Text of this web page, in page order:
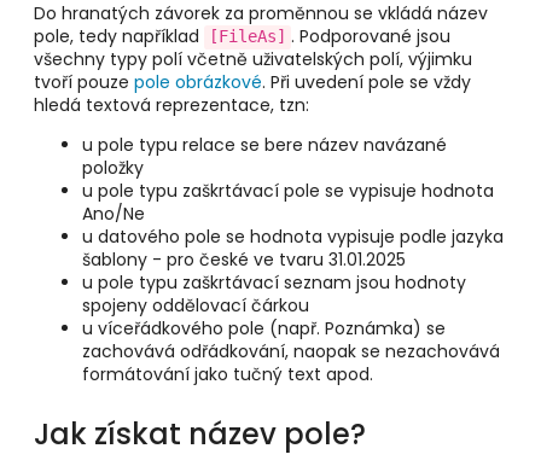
Do hranatých závorek za proměnnou se vkládá název
pole, tedy například
[FileAs] . Podporované jsou
všechny typy polí včetně uživatelských polí, výjimku
tvoří pouze pole obrázkové. Při uvedení pole se vždy
hledá textová reprezentace, tzn:
u pole typu relace se bere název navázané
položky
u pole typu zaškrtávací pole se vypisuje hodnota
Ano/Ne
u datového pole se hodnota vypisuje podle jazyka
šablony - pro české ve tvaru 31.01.2025
u pole typu zaškrtávací seznam jsou hodnoty
spojeny oddělovací čárkou
u víceřádkového pole (např. Poznámka) se
zachovává odřádkování, naopak se nezachovává
formátování jako tučný text apod.
Jak získat název pole?